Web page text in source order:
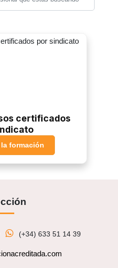
certificados
formación
(+34) 633 51 14 39